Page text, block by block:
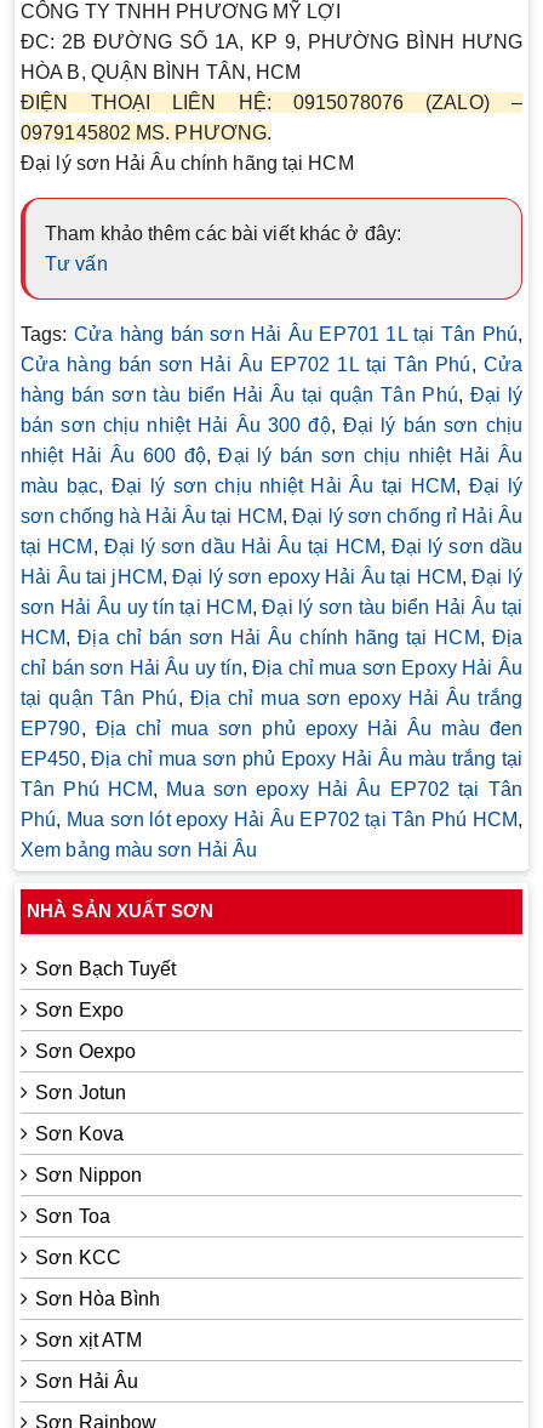
CÔNG TY TNHH PHƯƠNG MỸ LỢI
ĐC: 2B ĐƯỜNG SỐ 1A, KP 9, PHƯỜNG BÌNH HƯNG
HÒA B, QUẬN BÌNH TÂN, HCM
ĐIỆN THOẠI LIÊN HỆ: 0915078076 (ZALO) –
0979145802 MS. PHƯƠNG.
Đại lý sơn Hải Âu chính hãng tại HCM
Tham khảo thêm các bài viết khác ở đây:
Tư vấn
Tags: Cửa hàng bán sơn Hải Âu EP701 1L tại Tân Phú,
Cửa hàng bán sơn Hải Âu EP702 1L tại Tân Phú, Cửa
hàng bán sơn tàu biển Hải Âu tại quận Tân Phú, Đại lý
bán sơn chịu nhiệt Hải Âu 300 độ, Đại lý bán sơn chịu
nhiệt Hải Âu 600 độ,Đại lý bán sơn chịu nhiệt Hải Âu
màu bạc, Đại lý sơn chịu nhiệt Hải Âu tại HCM, Đại lý
sơn chống hà Hải Âu tại HCM,Đại lý sơn chống rỉ Hải Âu
tại HCM , Đại lý sơn dầu Hải Âu tại HCM, Đại lý sơn dầu
Hải Âu tai jHCM,Đại lý sơn epoxy Hải Âu tại HCM,Đại lý
sơn Hải Âu uy tín tại HCM,Đại lý sơn tàu biển Hải Âu tại
HCM,Địa chỉ bán sơn Hải Âu chính hãng tại HCM, Địa
chỉ bán sơn Hải Âu uy tín,Địa chỉ mua sơn Epoxy Hải Âu
tại quận Tân Phú, Địa chỉ mua sơn epoxy Hải Âu trắng
EP790, Địa chỉ mua sơn phủ epoxy Hải Âu màu đen
EP450,Địa chỉ mua sơn phủ Epoxy Hải Âu màu trắng tại
Tân Phú HCM, Mua sơn epoxy Hải Âu EP702 tại Tân
Phú, Mua sơn lót epoxy Hải Âu EP702 tại Tân Phú HCM,
Xem bảng màu sơn Hải Âu
NHÀ SẢN XUẤT SƠN
Sơn Bạch Tuyết
Sơn Expo
Sơn Oexpo
Sơn Jotun
Sơn Kova
Sơn Nippon
Sơn Toa
Sơn KCC
Sơn Hòa Bình
Sơn xịt ATM
Sơn Hải Âu
Sơn Rainbow